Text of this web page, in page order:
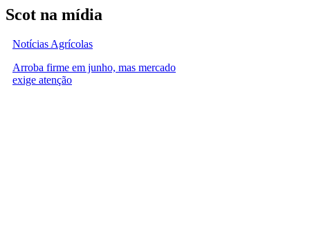
Scot na mídia
Notícias Agrícolas
Arroba firme em junho, mas mercado
exige atenção